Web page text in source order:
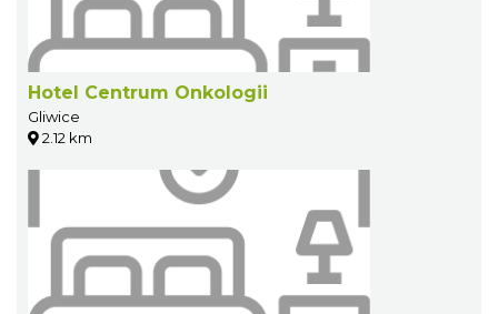
Hotel Centrum Onkologii
Gliwice
2.12 km